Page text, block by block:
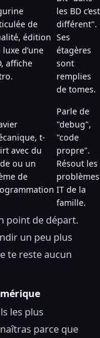
de
édition
luxe d’une
affiche
les BD c’est
différent".
Ses
étagères
sont
remplies
de tomes.
t-
avec du
ou un
de
Parle de
"debug",
"code
propre".
Résout les
problèmes
IT de la
famille.
point de départ.
un peu plus
te reste aucun
les plus
parce que